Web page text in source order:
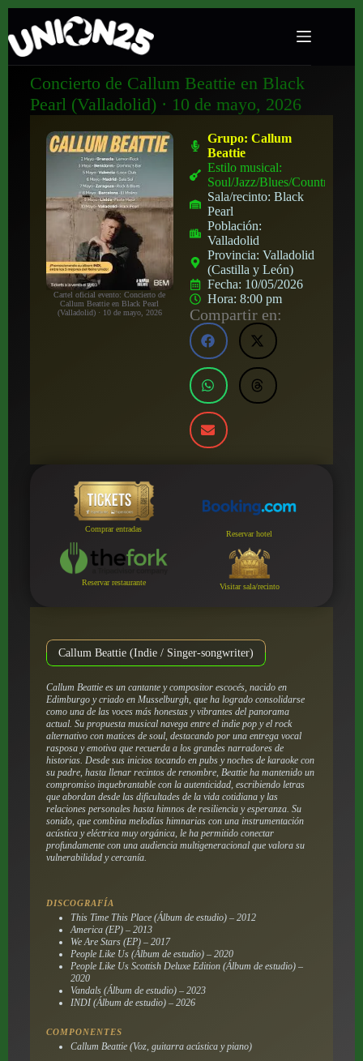
Concierto de Callum Beattie en Black
Pearl (Valladolid) · 10 de mayo, 2026
Cartel oficial evento: Concierto de
Callum Beattie en Black Pearl
(Valladolid) · 10 de mayo, 2026
Grupo:Callum
Beattie
Estilo musical:
Soul/Jazz/Blues/Country
Sala/recinto:Black
Pearl
Población:
Valladolid
Provincia:Valladolid
(Castilla y León)
Fecha: 10/05/2026
Hora:8:00 pm
Compartir en:
Comprar entradas
Reservar hotel
Reservar restaurante Visitar sala/recinto
Callum Beattie (Indie / Singer-songwriter)
Callum Beattie es un cantante y compositor escocés, nacido en
Edimburgo y criado en Musselburgh, que ha logrado consolidarse
como una de las voces más honestas y vibrantes del panorama
actual. Su propuesta musical navega entre el indie pop y el rock
alternativo con matices de soul, destacando por una entrega vocal
rasposa y emotiva que recuerda a los grandes narradores de
historias. Desde sus inicios tocando en pubs y noches de karaoke con
su padre, hasta llenar recintos de renombre, Beattie ha mantenido un
compromiso inquebrantable con la autenticidad, escribiendo letras
que abordan desde las dificultades de la vida cotidiana y las
relaciones personales hasta himnos de resiliencia y esperanza. Su
sonido, que combina melodías himnarias con una instrumentación
acústica y eléctrica muy orgánica, le ha permitido conectar
profundamente con una audiencia multigeneracional que valora su
vulnerabilidad y cercanía.
DISCOGRAFÍA
This Time This Place (Álbum de estudio) – 2012
America (EP) – 2013
We Are Stars (EP) – 2017
People Like Us (Álbum de estudio) – 2020
People Like Us Scottish Deluxe Edition (Álbum de estudio) –
2020
Vandals (Álbum de estudio) – 2023
INDI (Álbum de estudio) – 2026
COMPONENTES
Callum Beattie (Voz, guitarra acústica y piano)